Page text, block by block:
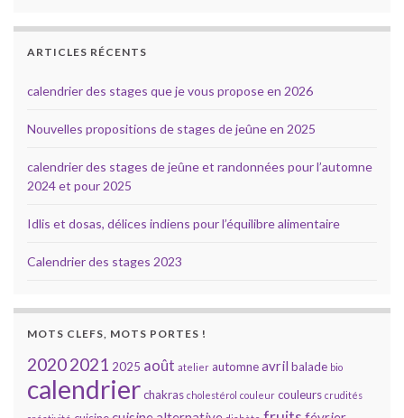
ARTICLES RÉCENTS
calendrier des stages que je vous propose en 2026
Nouvelles propositions de stages de jeûne en 2025
calendrier des stages de jeûne et randonnées pour l’automne
2024 et pour 2025
Idlis et dosas, délices indiens pour l’équilibre alimentaire
Calendrier des stages 2023
MOTS CLEFS, MOTS PORTES !
20202021 2025 août atelier automneavril balade bio
calendrierchakras cholestérol couleur couleurs crudités